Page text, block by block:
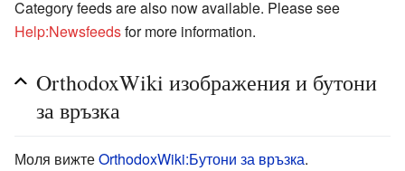
Category feeds are also now available. Please see
Help:Newsfeedsfor more information.
OrthodoxWiki изображения и бутони
за връзка
Моля вижтеOrthodoxWiki:Бутони за връзка.